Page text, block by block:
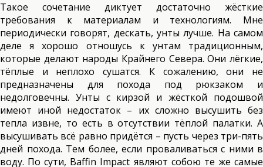
Такое сочетание диктует достаточно жёсткие
требования к материалам и технологиям. Мне
периодически говорят, дескать, унты лучше. На самом
деле я хорошо отношусь к унтам традиционным,
которые делают народы Крайнего Севера. Они лёгкие,
тёплые и неплохо сушатся. К сожалению, они не
предназначены для похода под рюкзаком и
недолговечны. Унты с кирзой и жёсткой подошвой
имеют иной недостаток – их сложно высушить без
тепла извне, то есть в отсутствии тёплой палатки. А
высушивать всё равно придётся – пусть через три-пять
дней похода. Тем более, если проваливаться с ними в
воду. По сути, Baffin Impact являют собою те же самые